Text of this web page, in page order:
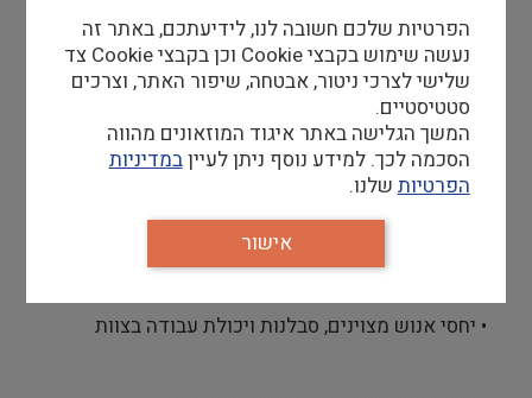
• ניסיון מוכח בהנחיית חוגי אמנות לילדים ולנוער
במוזיאון או במוסדות מקבילים
• כישורי הדרכה וגישה חינוכית בסביבה מוזיאלית
• היכרות עם עולם האמנות, ועם חומרים, טכניקות
ופרקטיקות אמנות מגוונות, כמו; ציור, פיסול, קולאז',
צילום, יצירה בחימר וגבס, הדפס ואומנויות קראפט.
• יכולת לפתח תכניות חוג מותאמות גיל
• יכולת הנחייה חוויתית ומעשית
• יחסי אנוש מצוינים, סבלנות ויכולת עבודה בצוות
הפרטיות שלכם חשובה לנו, לידיעתכם, באתר זה
נעשה שימוש בקבצי Cookie וכן בקבצי Cookie צד
שלישי לצרכי ניטור, אבטחה, שיפור האתר, וצרכים
סטטיסטיים.
המשך הגלישה באתר איגוד המוזאונים מהווה
הסכמה לכך. למידע נוסף ניתן לעייןבמדיניות
הפרטיותשלנו.
אישור